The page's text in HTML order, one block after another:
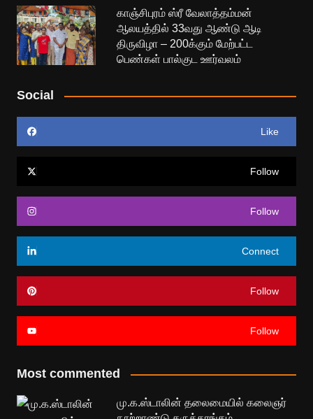
காஞ்சிபுரம் ஸ்ரீ வேலாத்தம்மன்
ஆலயத்தில் 33வது ஆண்டு ஆடி
திருவிழா – 200க்கும் மேற்பட்ட
பெண்கள் பால்குட ஊர்வலம்
Social
Like
Follow
Follow
Connect
Follow
Follow
Most commented
மு.க.ஸ்டாலின் தலைமையில் கலைஞர்